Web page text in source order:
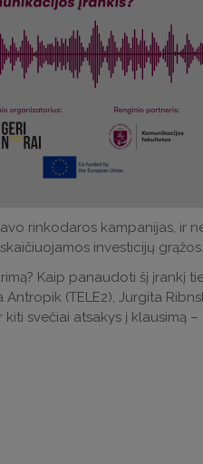
rinkodaros kampanijas, ir
investicijų grąžos.
Kaip panaudoti šį įrankį
(TELE2), Jurgita
svečiai atsakys į klausimą